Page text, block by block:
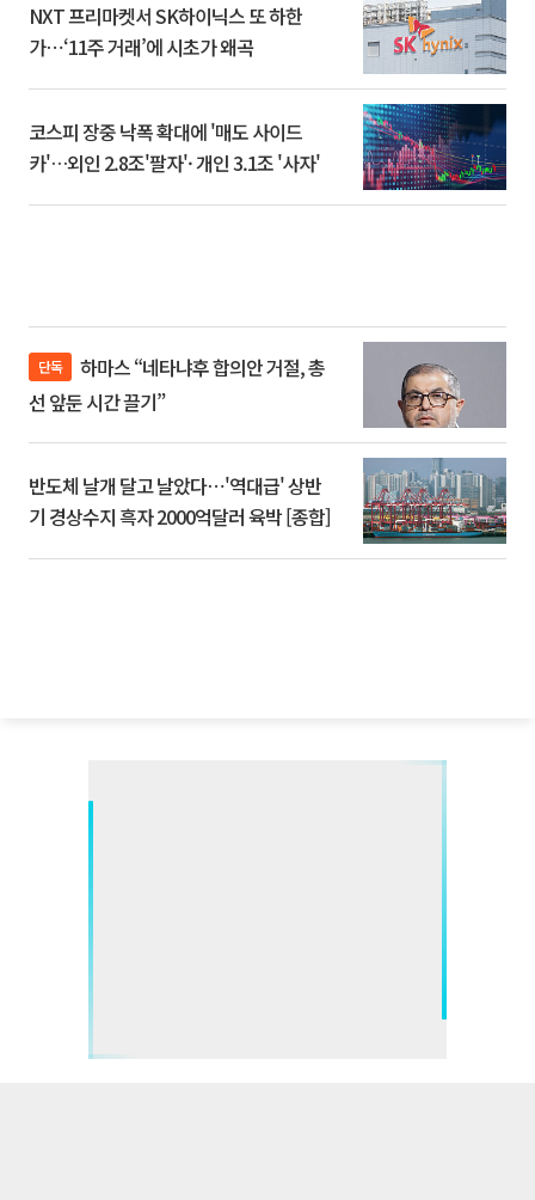
NXT 프리마켓서 SK하이닉스 또 하한
가⋯‘11주 거래’에 시초가 왜곡
코스피 장중 낙폭 확대에 '매도 사이드
카'…외인 2.8조'팔자'· 개인 3.1조 '사자'
단독
선 앞둔 시간 끌기”
반도체 날개 달고 날았다⋯'역대급' 상반
기 경상수지 흑자 2000억달러 육박 [종합]